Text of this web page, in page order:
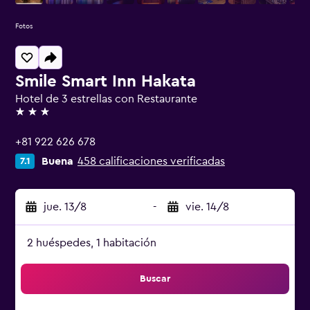
Smile Smart Inn Hakata
Hotel de 3 estrellas con Restaurante
3 estrellas
+81 922 626 678
7.1 Buena 458 calificaciones verificadas
jue. 13/8 - vie. 14/8
2 huéspedes, 1 habitación
Buscar
Fotos